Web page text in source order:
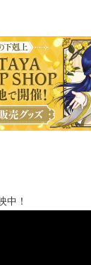
中！